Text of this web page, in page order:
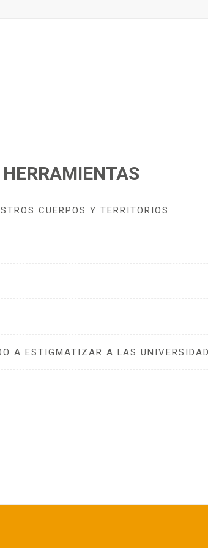
HERRAMIENTAS
CUERPOS Y TERRITORIOS
A ESTIGMATIZAR A LAS